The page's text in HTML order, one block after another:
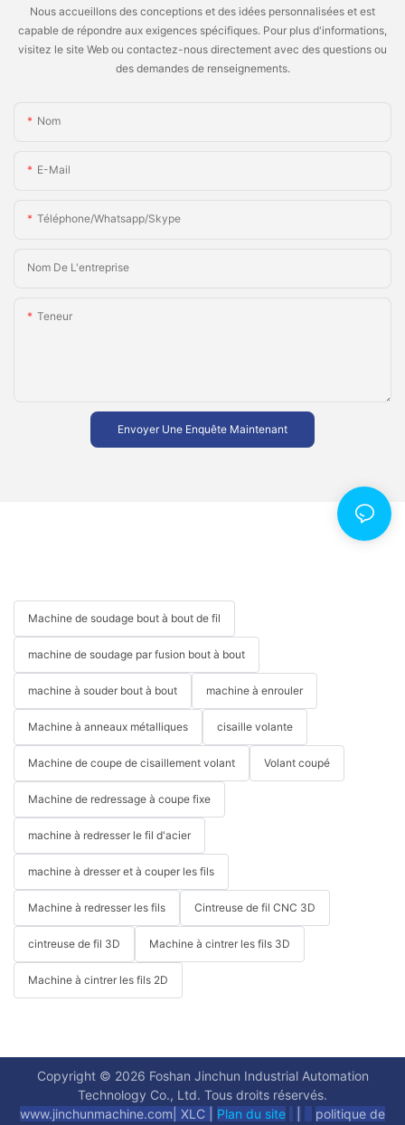
Nous accueillons des conceptions et des idées personnalisées et est
capable de répondre aux exigences spécifiques. Pour plus d'informations,
visitez le site Web ou contactez-nous directement avec des questions ou
des demandes de renseignements.
Nom
E-Mail
Téléphone/Whatsapp/Skype
Nom De L'entreprise
Teneur
Envoyer Une Enquête Maintenant
Machine de soudage bout à bout de fil
machine de soudage par fusion bout à bout
machine à souder bout à bout machine à enrouler
Machine à anneaux métalliques cisaille volante
Machine de coupe de cisaillement volant Volant coupé
Machine de redressage à coupe fixe
machine à redresser le fil d'acier
machine à dresser et à couper les fils
Machine à redresser les fils Cintreuse de fil CNC 3D
cintreuse de fil 3D Machine à cintrer les fils 3D
Machine à cintrer les fils 2D
Copyright © 2026 Foshan Jinchun Industrial Automation
Technology Co., Ltd. Tous droits réservés.
www.jinchunmachine.com XLC | Plan du site politique de